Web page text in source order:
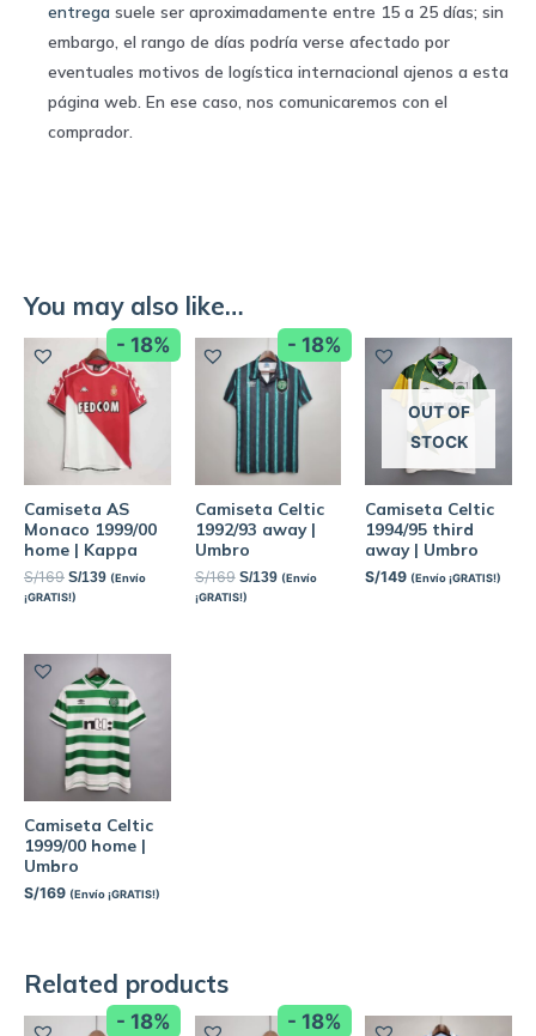
entrega suele ser aproximadamente entre 15 a 25 días; sin
embargo, el rango de días podría verse afectado por
eventuales motivos de logística internacional ajenos a esta
página web. En ese caso, nos comunicaremos con el
comprador.
You may also like…
- 18%
Camiseta AS
Monaco 1999/00
home | Kappa
S/169 S/139 (Envío
¡GRATIS!)
- 18%
Camiseta Celtic
1992/93 away |
Umbro
S/169 S/139 (Envío
¡GRATIS!)
OUT OF
STOCK
Camiseta Celtic
1994/95 third
away | Umbro
S/149 (Envío ¡GRATIS!)
Camiseta Celtic
1999/00 home |
Umbro
S/169 (Envío ¡GRATIS!)
Related products
- 18% - 18%